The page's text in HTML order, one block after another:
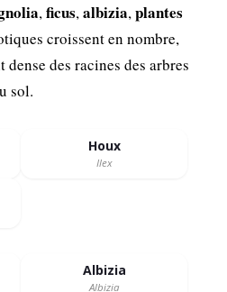
,ficus,albizia,plantes
croissent en nombre,
des racines des arbres
sol.
Houx
Ilex
Albizia
Albizia